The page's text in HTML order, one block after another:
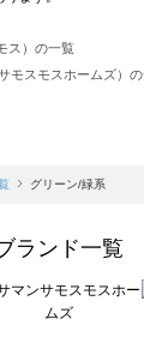
ス）の一覧
モスモスホームズ）
ハルバイサマンサモス
モス ブルー）の一覧
ック）の一覧
グリーン/緑系
ランド一覧